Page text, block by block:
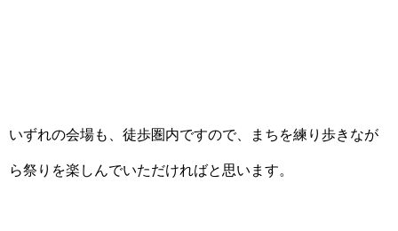
いずれの会場も、徒歩圏内ですので、まちを練り歩きなが
ら祭りを楽しんでいただければと思います。